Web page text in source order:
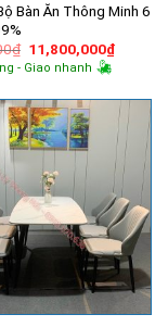
Bàn Ăn Thông Minh 6
₫ Giá
gốc
là:
11,800,000₫Giá
hiện
- Giao nhanh